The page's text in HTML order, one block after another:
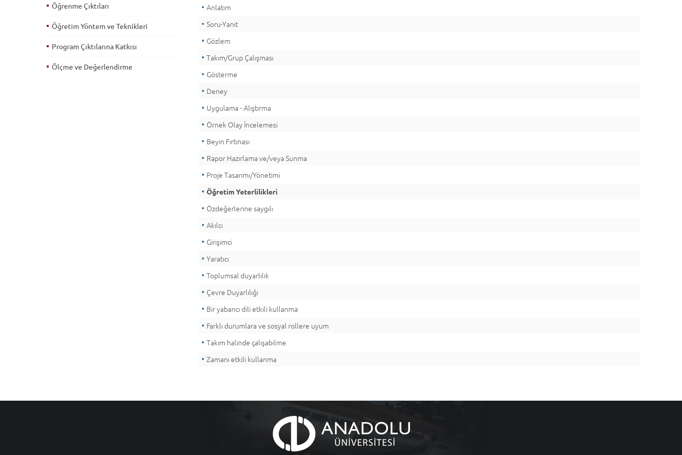
Anlatım
Soru-Yanıt
Gözlem
Takım/Grup Çalışması
Gösterme
Deney
Uygulama - Alıştırma
Örnek Olay İncelemesi
Beyin Fırtınası
Rapor Hazırlama ve/veya Sunma
Proje Tasarımı/Yönetimi
Öğretim Yeterlilikleri
Özdeğerlerine saygılı
Akılcı
Girişimci
Yaratıcı
Toplumsal duyarlılık
Çevre Duyarlılığı
Bir yabancı dili etkili kullanma
Farklı durumlara ve sosyal rollere uyum
Takım halinde çalışabilme
Zamanı etkili kullanma
Öğrenme Çıktıları
Öğretim Yöntem ve Teknikleri
Program Çıktılarına Katkısı
Ölçme ve Değerlendirme